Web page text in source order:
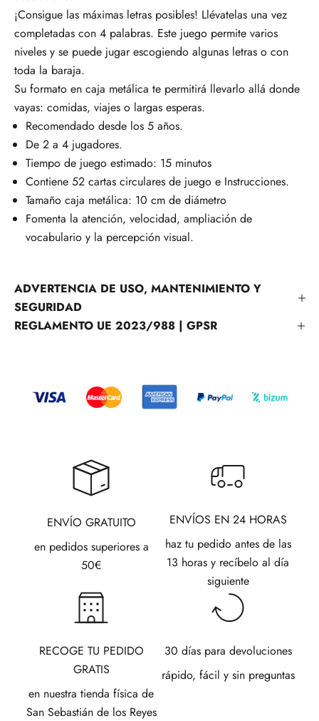
¡Consigue las máximas letras posibles! Llévatelas una vez
completadas con 4 palabras. Este juego permite varios
niveles y se puede jugar escogiendo algunas letras o con
toda la baraja.
Su formato en caja metálica te permitirá llevarlo allá donde
vayas: comidas, viajes o largas esperas.
Recomendado desde los 5 años.
De 2 a 4 jugadores.
Tiempo de juego estimado: 15 minutos
Contiene 52 cartas circulares de juego e Instrucciones.
Tamaño caja metálica: 10 cm de diámetro
Fomenta la atención, velocidad, ampliación de
vocabulario y la percepción visual.
ADVERTENCIA DE USO, MANTENIMIENTO Y
SEGURIDAD
REGLAMENTO UE 2023/988 | GPSR
ENVÍO GRATUITO
en pedidos superiores a
50€
ENVÍOS EN 24 HORAS
haz tu pedido antes de las
13 horas y recíbelo al día
siguiente
RECOGE TU PEDIDO
GRATIS
en nuestra tienda física de
San Sebastián de los Reyes
30 días para devoluciones
rápido, fácil y sin preguntas